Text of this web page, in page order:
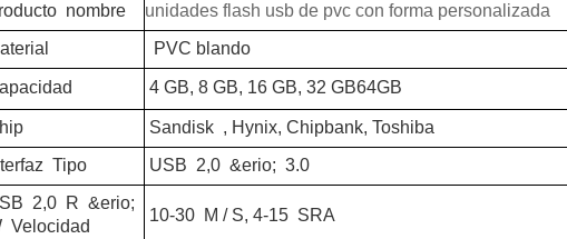
nombre
unidades flash usb de pvc con forma personalizada
PVC blando
4 GB, 8 GB, 16 GB, 32 GB64GB
Sandisk , Hynix, Chipbank, Toshiba
Tipo USB 2,0 &erio; 3.0
2,0 R &erio;
Velocidad
10-30 M / S, 4-15 SRA